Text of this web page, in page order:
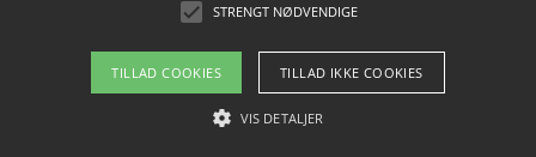
Copyright 2026 - Pilanto Aps
Om / kontakt
STRENGT NØDVENDIGE
TILLAD COOKIES TILLAD IKKE COOKIES
VIS DETALJER